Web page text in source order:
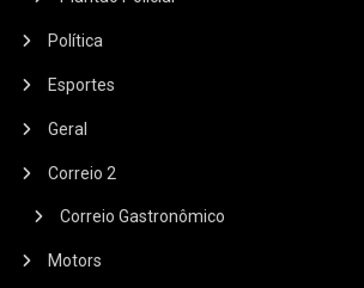
Política
Esportes
Geral
Correio 2
Correio Gastronômico
Motors